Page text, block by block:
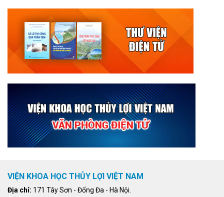
VIỆN KHOA HỌC THỦY LỢI VIỆT NAM
Địa chỉ: 171 Tây Sơn - Đống Đa - Hà Nội.